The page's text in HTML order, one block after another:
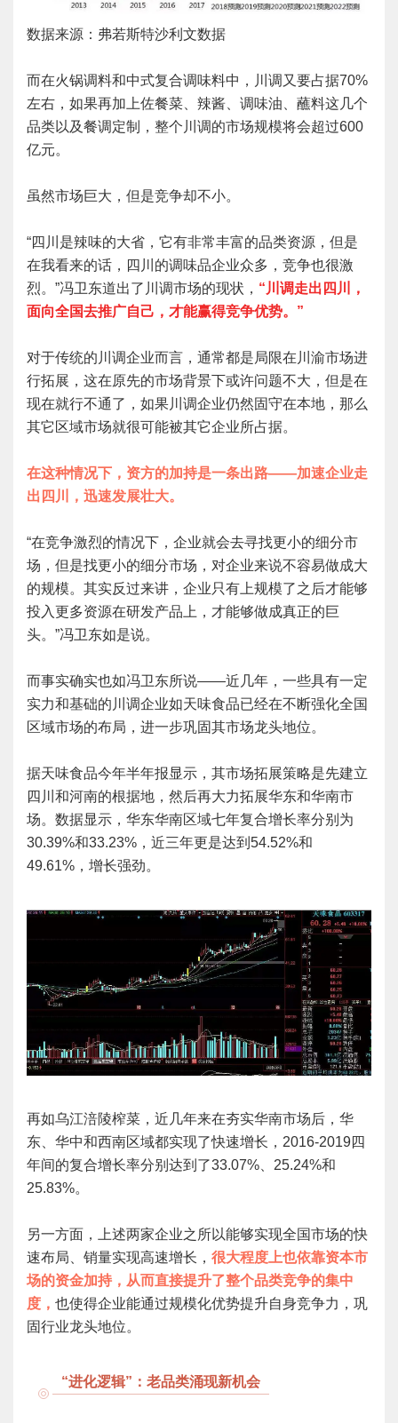
数据来源：弗若斯特沙利文数据
而在火锅调料和中式复合调味料中，川调又要占据70%
左右，如果再加上佐餐菜、辣酱、调味油、蘸料这几个
品类以及餐调定制，整个川调的市场规模将会超过600
亿元。
虽然市场巨大，但是竞争却不小。
“四川是辣味的大省，它有非常丰富的品类资源，但是
在我看来的话，四川的调味品企业众多，竞争也很激
烈。”冯卫东道出了川调市场的现状， “川调走出四川，
面向全国去推广自己，才能赢得竞争优势。”
对于传统的川调企业而言，通常都是局限在川渝市场进
行拓展，这在原先的市场背景下或许问题不大，但是在
现在就行不通了，如果川调企业仍然固守在本地，那么
其它区域市场就很可能被其它企业所占据。
在这种情况下，资方的加持是一条出路——加速企业走
出四川，迅速发展壮大。
“在竞争激烈的情况下，企业就会去寻找更小的细分市
场，但是找更小的细分市场，对企业来说不容易做成大
的规模。其实反过来讲，企业只有上规模了之后才能够
投入更多资源在研发产品上，才能够做成真正的巨
头。”冯卫东如是说。
而事实确实也如冯卫东所说——近几年，一些具有一定
实力和基础的川调企业如天味食品已经在不断强化全国
区域市场的布局，进一步巩固其市场龙头地位。
据天味食品今年半年报显示，其市场拓展策略是先建立
四川和河南的根据地，然后再大力拓展华东和华南市
场。数据显示，华东华南区域七年复合增长率分别为
30.39%和33.23%，近三年更是达到54.52%和
49.61%，增长强劲。
再如乌江涪陵榨菜，近几年来在夯实华南市场后，华
东、华中和西南区域都实现了快速增长，2016-2019四
年间的复合增长率分别达到了33.07%、25.24%和
25.83%。
另一方面，上述两家企业之所以能够实现全国市场的快
速布局、销量实现高速增长， 很大程度上也依靠资本市
场的资金加持，从而直接提升了整个品类竞争的集中
度， 也使得企业能通过规模化优势提升自身竞争力，巩
固行业龙头地位。
“进化逻辑”：老品类涌现新机会